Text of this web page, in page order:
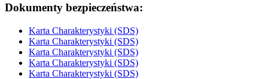
Dokumenty bezpieczeństwa:
Karta Charakterystyki (SDS)
Karta Charakterystyki (SDS)
Karta Charakterystyki (SDS)
Karta Charakterystyki (SDS)
Karta Charakterystyki (SDS)